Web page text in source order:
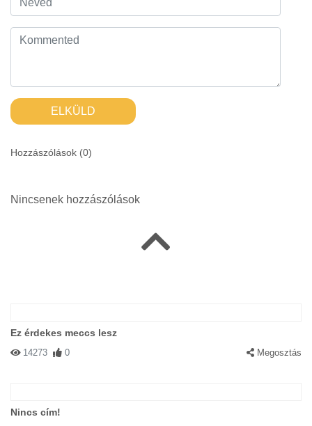
ELKÜLD
Hozzászólások (0)
Nincsenek hozzászólások
Ez érdekes meccs lesz
14273 0 Megosztás
Nincs cím!